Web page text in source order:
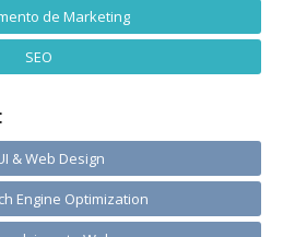
de Marketing
SEO
& Web Design
Engine Optimization